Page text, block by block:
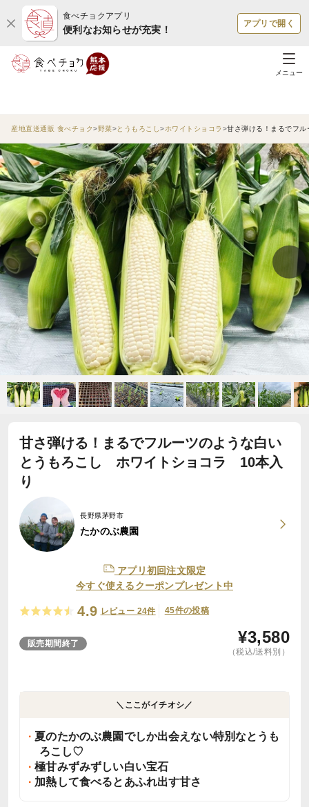
食べチョクアプリ
便利なお知らせが充実！
アプリで開く
メニュー
産地直送通販 食べチョク 野菜 とうもろこし ホワイトショコラ 甘さ弾ける！まるでフ
甘さ弾ける！まるでフルーツのような白い
とうもろこし ホワイトショコラ 10本入
り
長野県茅野市
たかのぶ農園
アプリ初回注文限定
今すぐ使えるクーポンプレゼント中
4.9 レビュー 24件 45件の投稿
販売期間終了 ¥3,580
（税込/送料別）
＼ここがイチオシ／
夏のたかのぶ農園でしか出会えない特別なとうも
ろこし♡
極甘みずみずしい白い宝石
加熱して食べるとあふれ出す甘さ